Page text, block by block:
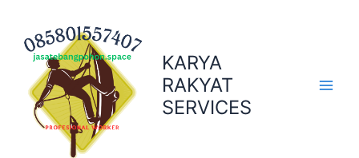
content
KARYA
RAKYAT
SERVICES